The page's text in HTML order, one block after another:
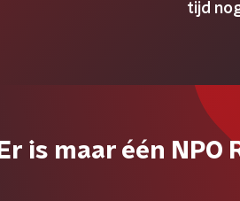
tijd
Er is maar één NPO